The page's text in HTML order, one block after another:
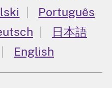
Português
日本語
English